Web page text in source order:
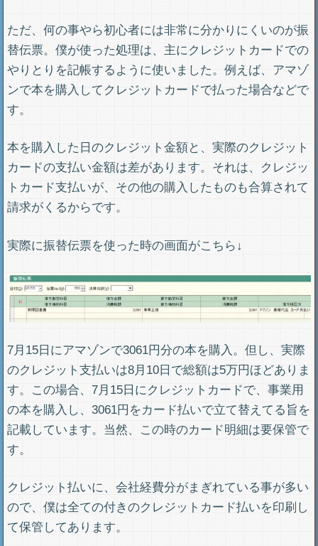
ただ、何の事やら初心者には非常に分かりにくいのが振
替伝票。僕が使った処理は、主にクレジットカードでの
やりとりを記帳するように使いました。例えば、アマゾ
ンで本を購入してクレジットカードで払った場合などで
す。
本を購入した日のクレジット金額と、実際のクレジット
カードの支払い金額は差があります。それは、クレジッ
トカード支払いが、その他の購入したものも合算されて
請求がくるからです。
実際に振替伝票を使った時の画面がこちら↓
7月15日にアマゾンで3061円分の本を購入。但し、実際
のクレジット支払いは8月10日で総額は5万円ほどありま
す。この場合、7月15日にクレジットカードで、事業用
の本を購入し、3061円をカード払いで立て替えてる旨を
記載しています。当然、この時のカード明細は要保管で
す。
クレジット払いに、会社経費分がまぎれている事が多い
ので、僕は全ての付きのクレジットカード払いを印刷し
て保管してあります。